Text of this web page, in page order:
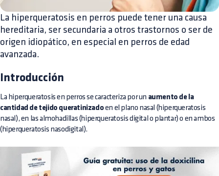
La hiperqueratosis en perros puede tener una causa
hereditaria, ser secundaria a otros trastornos o ser de
origen idiopático, en especial en perros de edad
avanzada.
Introducción
La hiperqueratosis en perros se caracteriza por un aumento de la
cantidad de tejido queratinizado en el plano nasal (hiperqueratosis
nasal), en las almohadillas (hiperqueratosis digital o plantar) o en ambos
(hiperqueratosis nasodigital).